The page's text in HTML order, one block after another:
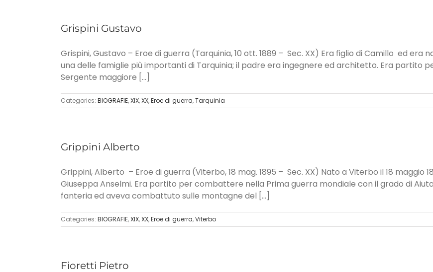
Grispini Gustavo
Grispini, Gustavo – Eroe di guerra (Tarquinia, 10 ott. 1889 – Sec. XX) Era figlio di Camillo ed era
una delle famiglie più importanti di Tarquinia; il padre era ingegnere ed architetto. Era partito
Sergente maggiore [...]
Categories: BIOGRAFIE,XIX,XX,Eroe di guerra,Tarquinia
Grippini Alberto
Grippini, Alberto – Eroe di guerra (Viterbo, 18 mag. 1895 – Sec. XX) Nato a Viterbo il 18 maggio
Giuseppa Anselmi. Era partito per combattere nella Prima guerra mondiale con il grado di
fanteria ed aveva combattuto sulle montagne del [...]
Categories: BIOGRAFIE,XIX,XX,Eroe di guerra,Viterbo
Fioretti Pietro